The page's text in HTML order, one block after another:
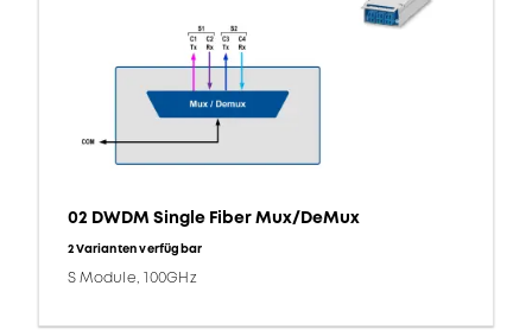
02 DWDM Single Fiber Mux/DeMux
2 Varianten verfügbar
S Module, 100GHz